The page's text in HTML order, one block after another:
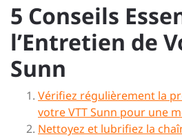
5 Conseils
l’Entretien de
Sunn
Vérifiez régulièrement la
votre VTT Sunn pour une
Nettoyez et lubrifiez la